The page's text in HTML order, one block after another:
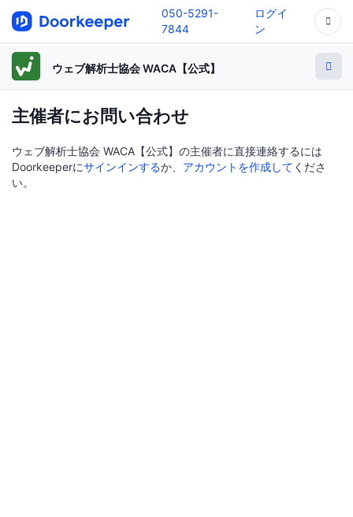
050-5291-
7844
ログイ
ン
ウェブ解析士協会 WACA【公式】
主催者にお問い合わせ
ウェブ解析士協会 WACA【公式】の主催者に直接連絡するには
Doorkeeperにサインインするか、 アカウントを作成して くださ
い。